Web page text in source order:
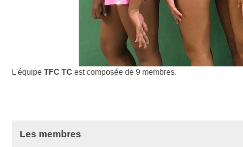
L'équipe TFC TC est composée de 9 membres.
Les membres